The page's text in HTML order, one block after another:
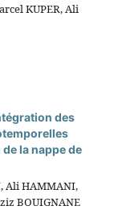
KUPER, Ali
des
la nappe de
Ali HAMMANI,
BOUIGNANE